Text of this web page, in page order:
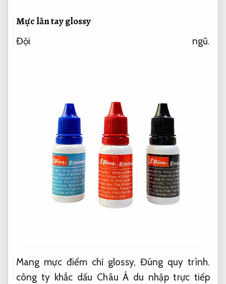
Mực lăn tay glossy
Đội ngũ.
Mang mực điểm chỉ glossy, Đúng quy trình.
công ty khắc dấu Châu Á du nhập trực tiếp